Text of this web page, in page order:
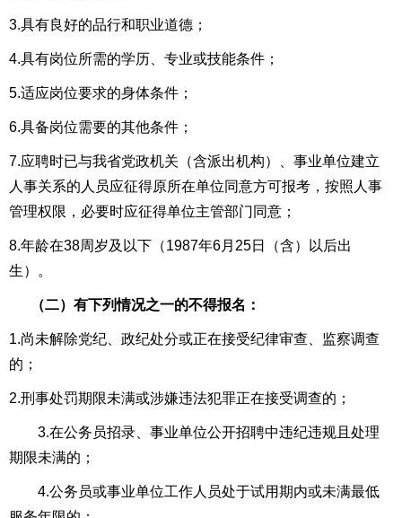
3.具有良好的品行和职业道德；
4.具有岗位所需的学历、专业或技能条件；
5.适应岗位要求的身体条件；
6.具备岗位需要的其他条件；
7.应聘时已与我省党政机关（含派出机构）、事业单位建立
人事关系的人员应征得原所在单位同意方可报考，按照人事
管理权限，必要时应征得单位主管部门同意；
8.年龄在38周岁及以下（1987年6月 25日
（含）以后出
生）
。
（二） 有下列情况之一的不得报名：
1.尚未解除党纪、政纪处分或正在接受纪律审查、监察调查
的；
2.刑事处罚期限未满或涉嫌违法犯罪正在接受调查的；
3.在公务员招录、事业单位公开招聘中违纪违规且处理
期限未满的；
4.公务员或事业单位工作人员处于试用期内或未满最低